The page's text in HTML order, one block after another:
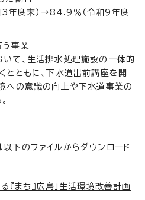
年度末）→84.9％（令和9年度
う事業
て、生活排水処理施設の一体的
とともに、下水道出前講座を開
への意識の向上や下水道事業の
下のファイルからダウンロード
『まち』広島」生活環境改善計画